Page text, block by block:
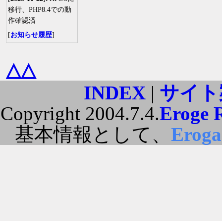
移行、PHP8.4での動
作確認済
[お知らせ履歴]
△△
INDEX| サイ
Copyright 2004.7.4.Eroge
基本情報として、